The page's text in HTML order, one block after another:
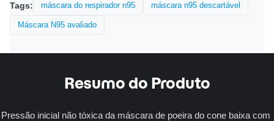
Tags: máscara do respirador n95 máscara n95 descartável
Máscara N95 avaliado
Resumo do Produto
Pressão inicial não tóxica da máscara de poeira do cone baixa com